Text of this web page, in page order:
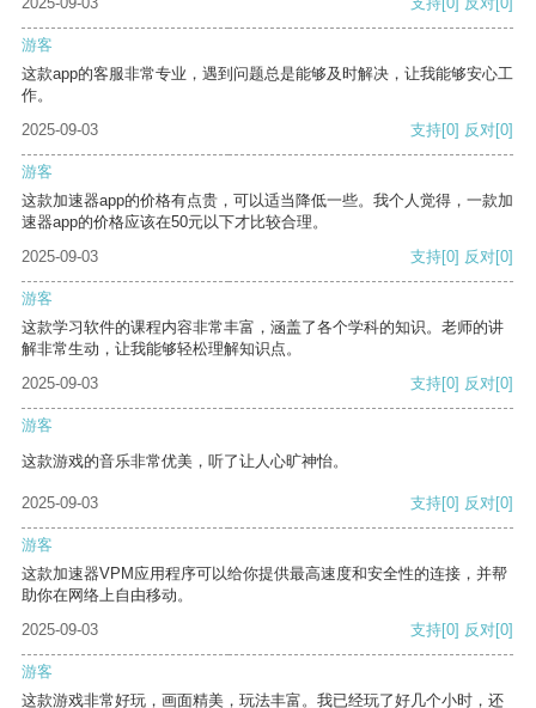
游客
这款app的客服非常专业，遇到问题总是能够及时解决，让我能够安心工
作。
2025-09-03
支持[0] 反对[0]
游客
这款加速器app的价格有点贵，可以适当降低一些。我个人觉得，一款加
速器app的价格应该在50元以下才比较合理。
2025-09-03
支持[0] 反对[0]
游客
这款学习软件的课程内容非常丰富，涵盖了各个学科的知识。老师的讲
解非常生动，让我能够轻松理解知识点。
2025-09-03
支持[0] 反对[0]
游客
这款游戏的音乐非常优美，听了让人心旷神怡。
2025-09-03 支持[0] 反对[0]
游客
这款加速器VPM应用程序可以给你提供最高速度和安全性的连接，并帮
助你在网络上自由移动。
2025-09-03
支持[0] 反对[0]
游客
这款游戏非常好玩，画面精美，玩法丰富。我已经玩了好几个小时，还